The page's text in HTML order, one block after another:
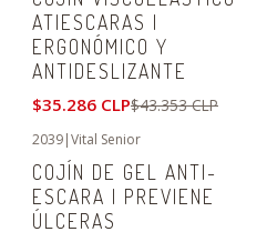
ATIESCARAS |
ERGONÓMICO Y
ANTIDESLIZANTE
$35.286 CLP$43.353 CLP
No disponible
2039|Vital Senior
COJÍN DE GEL ANTI-
ESCARA | PREVIENE
ÚLCERAS